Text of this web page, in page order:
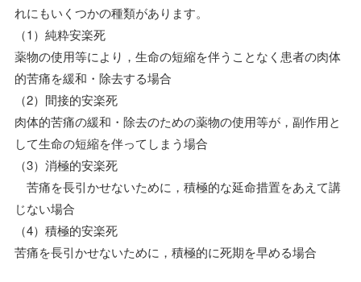
れにもいくつかの種類があります。
（1）純粋安楽死
薬物の使用等により，生命の短縮を伴うことなく患者の肉体
的苦痛を緩和・除去する場合
（2）間接的安楽死
肉体的苦痛の緩和・除去のための薬物の使用等が，副作用と
して生命の短縮を伴ってしまう場合
（3）消極的安楽死
苦痛を長引かせないために，積極的な延命措置をあえて講
じない場合
（4）積極的安楽死
苦痛を長引かせないために，積極的に死期を早める場合